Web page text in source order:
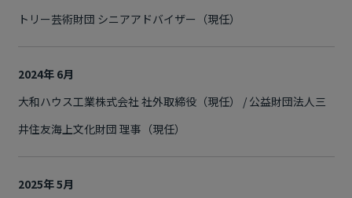
トリー芸術財団 シニアアドバイザー（現任）
2024年 6月
大和ハウス工業株式会社 社外取締役（現任） / 公益財団法人三
井住友海上文化財団 理事（現任）
2025年 5月